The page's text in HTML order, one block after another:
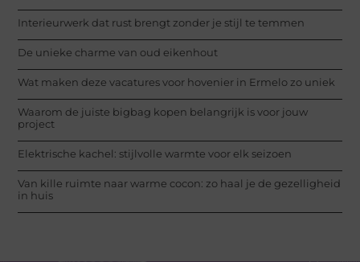
Interieurwerk dat rust brengt zonder je stijl te temmen
De unieke charme van oud eikenhout
Wat maken deze vacatures voor hovenier in Ermelo zo uniek
Waarom de juiste bigbag kopen belangrijk is voor jouw
project
Elektrische kachel: stijlvolle warmte voor elk seizoen
Van kille ruimte naar warme cocon: zo haal je de gezelligheid
in huis